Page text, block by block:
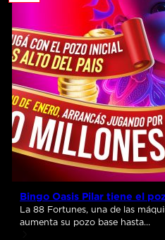
Bingo Oasis Pilar tiene el
La 88 Fortunes, una de las
aumenta su pozo base hasta…